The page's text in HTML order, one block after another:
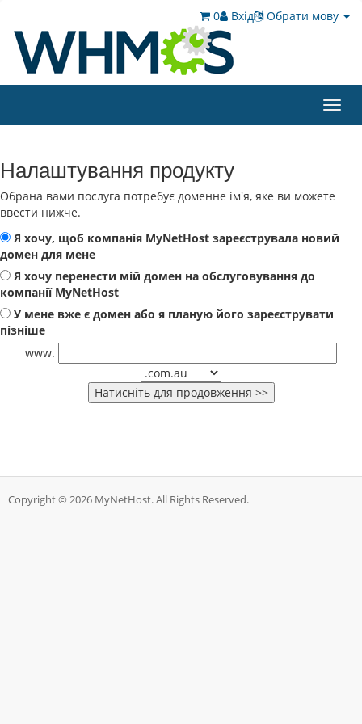
Обрати мову
Вхід
0
Налаштування продукту
Обрана вами послуга потребує доменне ім'я, яке ви можете
ввести нижче.
Я хочу, щоб компанія MyNetHost зареєструвала новий
домен для мене
Я хочу перенести мій домен на обслуговування до
компанії MyNetHost
У мене вже є домен або я планую його зареєструвати
пізніше
www.
Copyright © 2026 MyNetHost. All Rights Reserved.